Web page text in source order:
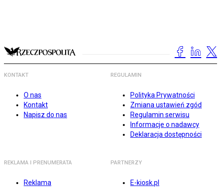
KONTAKT
O nas
Kontakt
Napisz do nas
REGULAMIN
Polityka Prywatności
Zmiana ustawień zgód
Regulamin serwisu
Informacje o nadawcy
Deklaracja dostępności
REKLAMA I PRENUMERATA
Reklama
PARTNERZY
E-kiosk.pl